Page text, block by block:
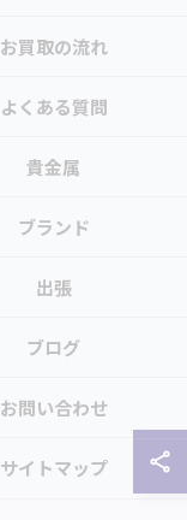
お買取の流れ
よくある質問
貴金属
ブランド
出張
ブログ
お問い合わせ
サイトマップ